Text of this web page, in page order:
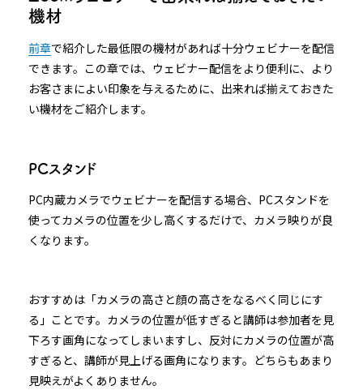
機材
前章で紹介した最低限の機材があれば十分ウェビナーを配信
できます。この章では、ウェビナー配信をより便利に、より
お客さまによい印象を与えるために、出来れば揃えておきた
い機材をご紹介します。
PCスタンド
PC内蔵カメラでウェビナーを配信する場合、PCスタンドを
使ってカメラの位置を少し高くするだけで、カメラ映りが良
くなります。
おすすめは「カメラの高さと顔の高さをなるべく同じにす
る」ことです。カメラの位置が低すぎると講師は参加者を見
下ろす画角になってしまいますし、反対にカメラの位置が高
すぎると、講師が見上げる画角になります。どちらもあまり
見映えがよくありません。